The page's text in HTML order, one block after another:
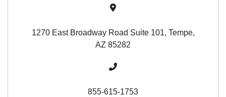
1270 East Broadway Road Suite 101, Tempe,
AZ 85282
855-615-1753